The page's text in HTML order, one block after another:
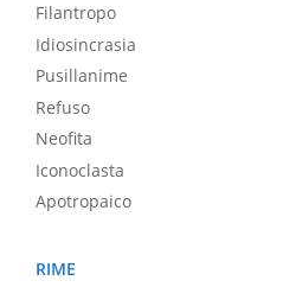
Filantropo
Idiosincrasia
Pusillanime
Refuso
Neofita
Iconoclasta
Apotropaico
RIME